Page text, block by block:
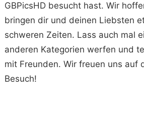
GBPicsHD besucht hast. Wir
bringen dir und deinen Liebsten
schweren Zeiten. Lass auch mal
anderen Kategorien werfen und
mit Freunden. Wir freuen uns auf
Besuch!